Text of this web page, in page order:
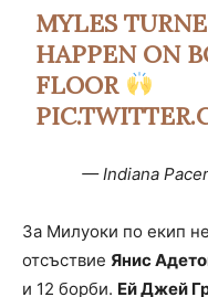
MYLES
HAPPEN ON
FLOOR
— Indiana
За Милуоки по екип
отсъствие Янис
и 12 борби. Ей Джей